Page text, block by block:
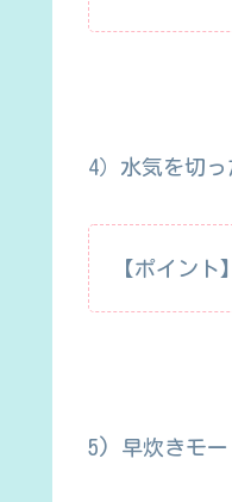
4）水気を切
【ポイン
5) 早炊きモー